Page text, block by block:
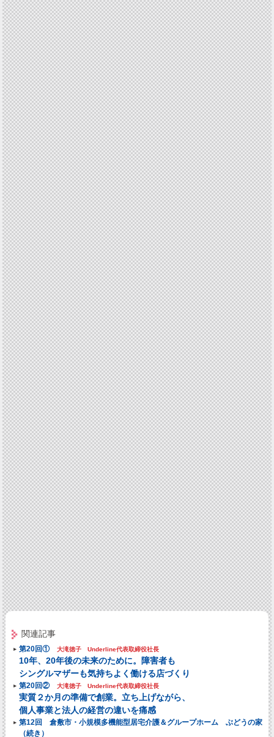
関連記事
第20回① 大滝徳子 Underline代表取締役社長
10年、20年後の未来のために。障害者も
シングルマザーも気持ちよく働ける店づくり
第20回② 大滝徳子 Underline代表取締役社長
実質２か月の準備で創業。立ち上げながら、
個人事業と法人の経営の違いを痛感
第12回 倉敷市・小規模多機能型居宅介護＆グループホーム ぶどうの家
（続き）